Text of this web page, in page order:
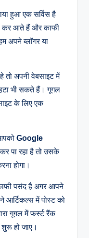
हुआ एक सर्विस है
कर आते हैं और काफी
अपने ब्लॉगर या
तो अपनी वेबसाइट में
भी सकते हैं।गूगल
के लिए एक
Google
पा रहा है तो उसके
होगा।
पसंद है अगर आपने
में पोस्ट को
गूगल में फर्स्ट रैंक
हो जाए।